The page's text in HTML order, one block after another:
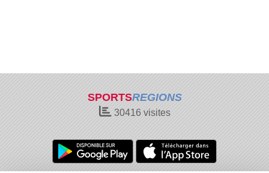
SPORTSREGIONS
30416visites